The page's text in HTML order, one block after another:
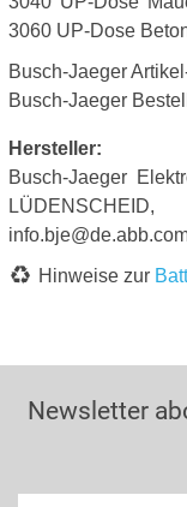
3060 UP-Dose
Busch-Jaeger
Busch-Jaeger
Hersteller:
Busch-Jaeger
Hinweise zur
Newsletter